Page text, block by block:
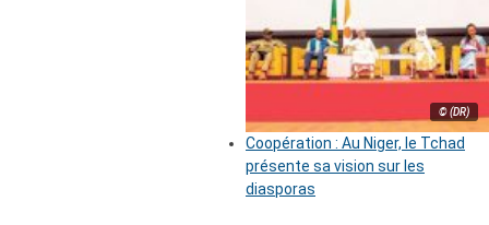
© (DR)
Coopération : Au Niger, le Tchad
présente sa vision sur les
diasporas